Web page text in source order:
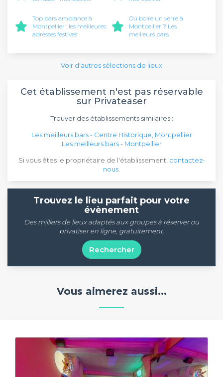
Top bars ambiance à
Montpellier : les meilleures
adresses festives
Où boire un verre à
Montpellier ? Les
meilleurs bars
Voir d'autres sélections de lieux
Cet établissement n'est pas réservable
sur Privateaser
Trouver des établissements similaires :
Les meilleurs bars - Centre Historique, Montpellier
Les meilleurs bars - Montpellier
Si vous êtes le propriétaire de l'établissement, contactez-
nous
Trouvez le lieu parfait pour votre
évènement
Des milliers de lieux adaptés aux groupes à réserver ou
privatiser en ligne, gratuitement.
Rechercher
Vous aimerez aussi...